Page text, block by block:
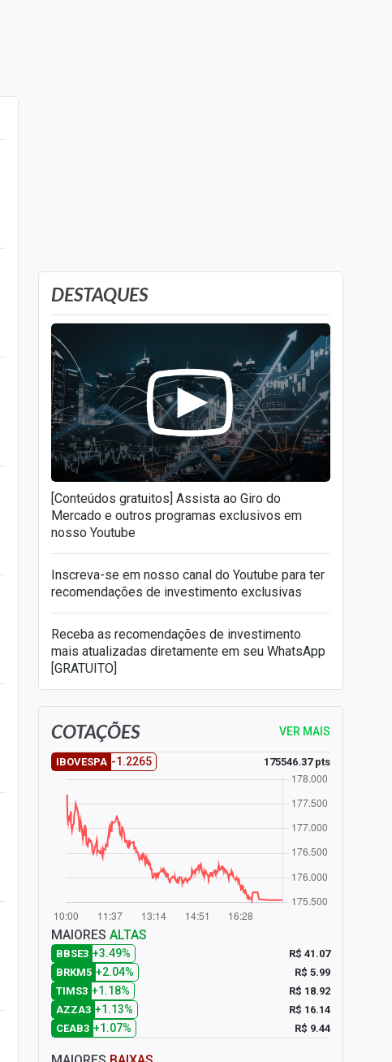
DESTAQUES
[Conteúdos gratuitos] Assista ao Giro do
Mercado e outros programas exclusivos em
nosso Youtube
Inscreva-se em nosso canal do Youtube para ter
recomendações de investimento exclusivas
Receba as recomendações de investimento
mais atualizadas diretamente em seu WhatsApp
[GRATUITO]
COTAÇÕES VER MAIS
IBOVESPA -1.2265 175546.37 pts
MAIORES ALTAS
BBSE3 +3.49%
R$ 41.07
BRKM5 +2.04%
R$ 5.99
TIMS3 +1.18%
R$ 18.92
AZZA3 +1.13%
R$ 16.14
CEAB3 +1.07% R$ 9.44